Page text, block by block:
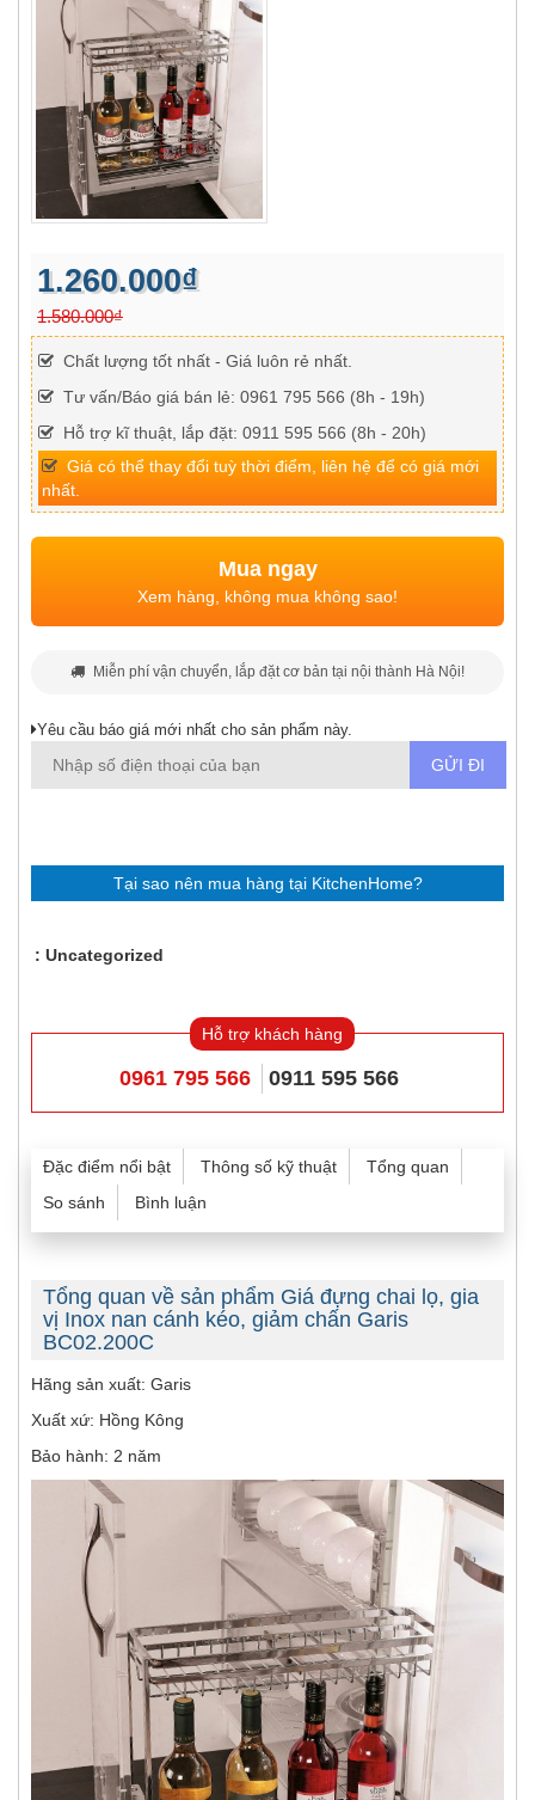
1.260.000₫
1.580.000₫
Chất lượng tốt nhất - Giá luôn rẻ nhất.
Tư vấn/Báo giá bán lẻ: 0961 795 566 (8h - 19h)
Hỗ trợ kĩ thuật, lắp đặt: 0911 595 566 (8h - 20h)
Giá có thể thay đổi tuỳ thời điểm, liên hệ để có giá mới
nhất.
Mua ngay
Xem hàng, không mua không sao!
Miễn phí vận chuyển, lắp đặt cơ bản tại nội thành Hà Nội!
Yêu cầu báo giá mới nhất cho sản phẩm này.
Tại sao nên mua hàng tại KitchenHome?
Uncategorized
Hỗ trợ khách hàng
0961 795 566 0911 595 566
Đặc điểm nổi bật Thông số kỹ thuật
Tổng quan
So sánh
Bình luận
Tổng quan về sản phẩm Giá đựng chai lọ, gia
vị Inox nan cánh kéo, giảm chấn Garis
BC02.200C
Hãng sản xuất: Garis
Xuất xứ: Hồng Kông
Bảo hành: 2 năm